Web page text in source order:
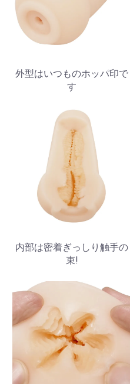
外型はいつものホッパ印で
す
内部は密着ぎっしり触手の
束!